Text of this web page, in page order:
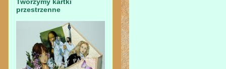
przestrzenne